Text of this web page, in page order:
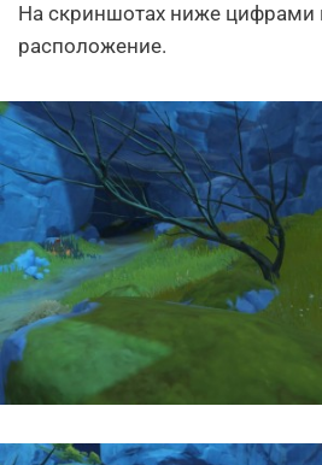
На скриншотах ниже цифрами
расположение.